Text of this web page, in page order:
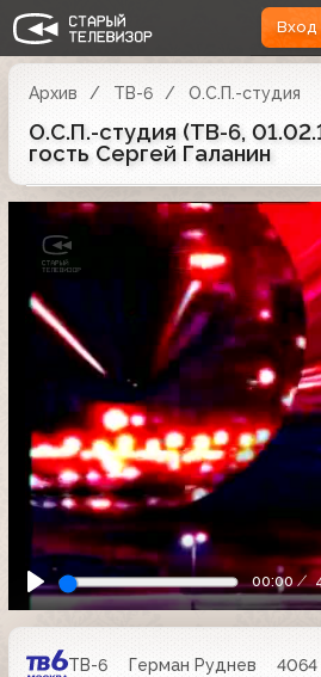
Вход
Архив ТВ-6 О.С.П.-студия
О.С.П.-студия (ТВ-6,
гость Сергей Галанин
00:00
ТВ-6 Герман Руднев
4064